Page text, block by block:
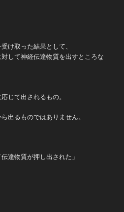
け取った結果として、
して神経伝達物質を出すところな
じて出されるもの。
出るものではありません。
達物質が押し出された」